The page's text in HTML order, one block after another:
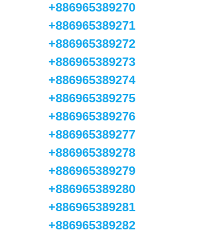
+886965389270
+886965389271
+886965389272
+886965389273
+886965389274
+886965389275
+886965389276
+886965389277
+886965389278
+886965389279
+886965389280
+886965389281
+886965389282